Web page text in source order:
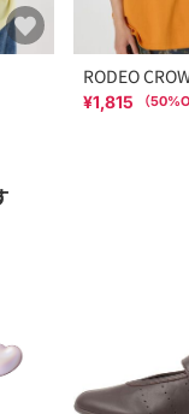
RODEO
¥1,815 （50